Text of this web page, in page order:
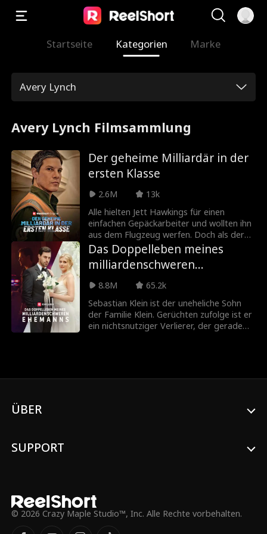
Startseite Kategorien Marke
Avery Lynch
Avery Lynch Filmsammlung
Der geheime Milliardär in der
ersten Klasse
2.6M
13k
Alle hielten Jett Hawkings für einen
einfachen Gepäckarbeiter und wollten ihn
aus dem Flugzeug werfen. Doch als der
Flieger im Sturm abzustürzen droht,
entpuppt er sich als heimlicher Retter!
Das Doppelleben meines
milliardenschweren
Ehemannes
8.8M
65.2k
Sebastian Klein ist der uneheliche Sohn
der Familie Klein. Gerüchten zufolge ist er
ein nichtsnutziger Verlierer, der gerade
einen heimlichen Milliardär geheiratet hat!
Frage ist... warum verbirgt Sebastian Klein
ÜBER
SUPPORT
© 2026 Crazy Maple Studio™, Inc. Alle Rechte vorbehalten.